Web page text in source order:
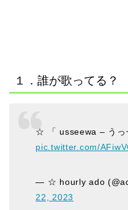
１．誰が歌ってる？
☆ 「 usseewa – うっ
pic.twitter.com/
— ☆ hourly ado
22, 2023